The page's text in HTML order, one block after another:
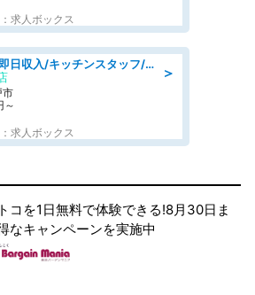
求人ボックス
＞
日払いOKで即日収入/キッチンスタッフ/「原付免許必須」デリバリー業務など、自己成長可能な幅広い仕事に挑戦!髪型自由&ピアス・ネイルOK/茨城県/水戸市
市
～
求人ボックス
コを1日無料で体験できる!8月30日ま
なキャンペーンを実施中